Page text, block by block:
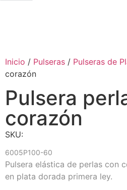
Inicio / Pulseras / Pulseras de
corazón
Pulsera
corazón
SKU:
6005P100-60
Pulsera elástica de perlas con
en plata dorada primera ley.